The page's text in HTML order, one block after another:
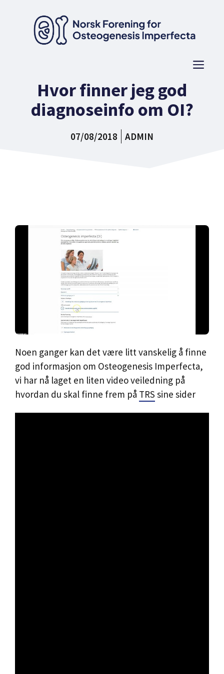
Hvor finner jeg god
diagnoseinfo om OI?
07/08/2018 ADMIN
Noen ganger kan det være litt vanskelig å finne
god informasjon om Osteogenesis Imperfecta,
vi har nå laget en liten video veiledning på
hvordan du skal finne frem på TRS sine sider